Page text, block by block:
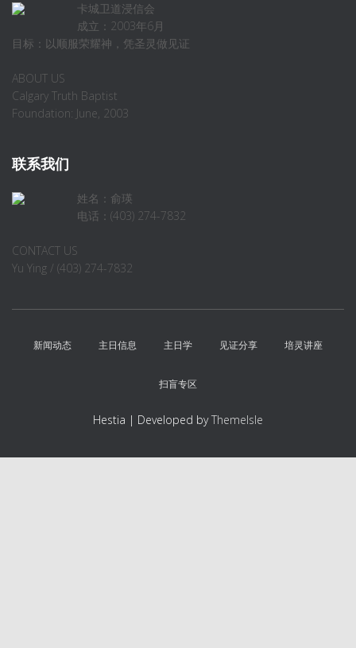
卡城卫道浸信会
成立：2003年6月
目标：以顺服荣耀神，凭圣灵做见证
ABOUT US
Calgary Truth Baptist
Foundation: June, 2003
联系我们
姓名：俞瑛
电话：(403) 274-7832
CONTACT US
Yu Ying / (403) 274-7832
新闻动态 主日信息 主日学 见证分享 培灵讲座
扫盲专区
Hestia | Developed byThemeIsle